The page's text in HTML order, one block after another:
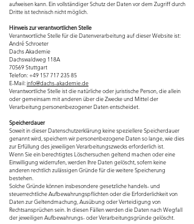
aufweisen kann. Ein vollständiger Schutz der Daten vor dem Zugriff durch
Dritte ist technisch nicht möglich.
Hinweis zur verantwortlichen Stelle
Verantwortliche Stelle für die Datenverarbeitung auf dieser Website ist:
André Schroeter
Dachs Akademie
Dachswaldweg 118A
70569 Stuttgart
Telefon:+49 157 717 235 85
E-Mail:info@dachs-akademie.de
Verantwortliche Stelle ist die natürliche oder juristische Person, die allein
oder gemeinsam mit anderen über die Zwecke und Mittel der
Verarbeitung personenbezogener Daten entscheidet.
Speicherdauer
Soweit in dieser Datenschutzerklärung keine speziellere Speicherdauer
genannt wird, speichern wir personenbezogene Daten so lange, wie dies
zur Erfüllung des jeweiligen Verarbeitungszwecks erforderlich ist.
Wenn Sie ein berechtigtes Löschersuchen geltend machen oder eine
Einwilligung widerrufen, werden Ihre Daten gelöscht, sofern keine
anderen rechtlich zulässigen Gründe für die weitere Speicherung
bestehen.
Solche Gründe können insbesondere gesetzliche handels- und
steuerrechtliche Aufbewahrungspflichten oder die Erforderlichkeit von
Daten zur Geltendmachung, Ausübung oder Verteidigung von
Rechtsansprüchen sein. In diesen Fällen werden die Daten nach Wegfall
der jeweiligen Aufbewahrungs- oder Verarbeitungsgründe gelöscht.